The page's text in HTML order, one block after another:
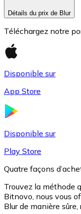
Détails du prix de Blur
Téléchargez notre
Disponible sur
App Store
Disponible sur
Play Store
Quatre façons
Trouvez la méthode
Bitnovo, nous vous
Blur de manière